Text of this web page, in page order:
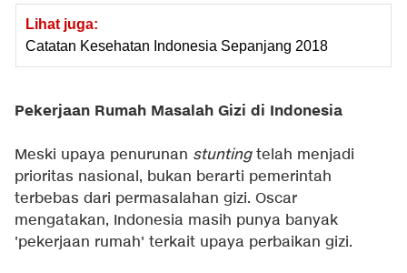
Lihat juga:
Catatan Kesehatan Indonesia Sepanjang 2018
Pekerjaan Rumah Masalah Gizi di Indonesia
Meski upaya penurunan stuntingtelah menjadi
prioritas nasional, bukan berarti pemerintah
terbebas dari permasalahan gizi. Oscar
mengatakan, Indonesia masih punya banyak
'pekerjaan rumah' terkait upaya perbaikan gizi.